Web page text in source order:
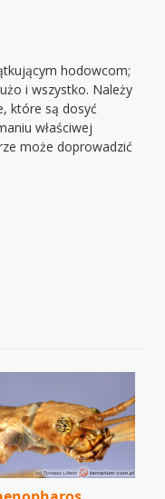
hodowcom;
i wszystko. Należy
które są dosyć
właściwej
może doprowadzić